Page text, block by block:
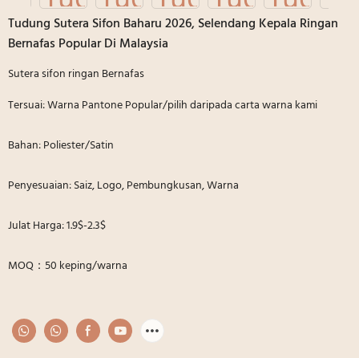
Tudung Sutera Sifon Baharu 2026, Selendang Kepala Ringan
Bernafas Popular Di Malaysia
Sutera sifon ringan Bernafas
Tersuai: Warna Pantone Popular/pilih daripada carta warna kami
Bahan: Poliester/Satin
Penyesuaian: Saiz, Logo, Pembungkusan, Warna
Julat Harga: 1.9$-2.3$
MOQ：50 keping/warna